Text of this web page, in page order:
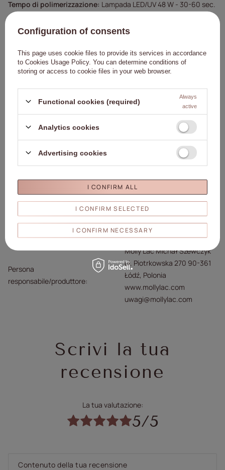
Tempo di polimerizzazione: Lampada LED/UV 48 W - 30-60 sec.
Tenere lontano dalla portata dei bambini.
Leggere attentamente le istruzioni per l'uso.
Dettagli
Marchio
01. Molly Nails
Ente responsabile di questo
prodotto nell'UE
Molly Lac Michał
Szewczyk Di più
Simbolo
5903990546228
Marrone
Capacità
8ml/8g
Marchio
Unghie Molly
Collezione
Molly Chiodi Donna Delicata
Formula
Senza HEMA/Di-HEMA
Persona
responsabile/produttore
Molly Lac Michał Szewczyk
ul. Piotrkowska 270 90-361
Łódź, Polonia
www.mollylac.com
uwagi@mollylac.com
Scrivi la tua
recensione
La tua valutazione:
5/5
Contenuto della tua recensione
Configuration of consents
This page uses cookie files to provide its services in accordance
to Cookies Usage Policy. You can determine conditions of
storing or access to cookie files in your web browser.
Functional cookies (required)
Always
active
Analytics cookies
Advertising cookies
I CONFIRM SELECTED
I CONFIRM NECESSARY
I CONFIRM ALL